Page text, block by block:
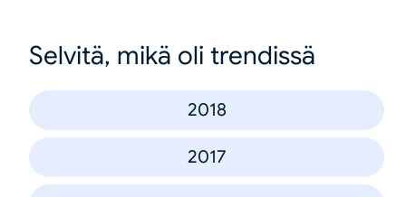
Selvitä, mikä oli trendissä
2018
2017